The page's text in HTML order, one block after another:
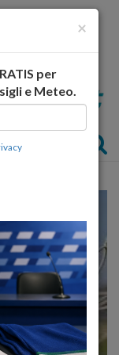
×
per
e Meteo.